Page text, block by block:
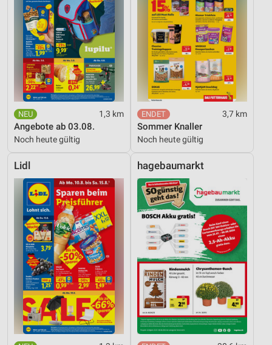
1,3 km
Angebote ab 03.08.
Noch heute gültig
3,7 km
Sommer Knaller
Noch heute gültig
Lidl hagebaumarkt